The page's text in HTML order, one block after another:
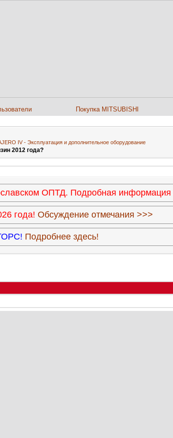
Покупка MITSUBISHI
IV - Эксплуатация и дополнительное оборудование
2012 года?
ОПТД. Подробная информация
года! Обсуждение отмечания >>>
Подробнее здесь!